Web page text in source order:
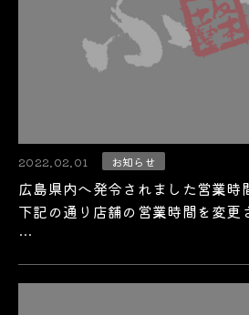
2022.02.01 お知らせ
広島県内へ発令されました営業時
下記の通り店舗の営業時間を変更
…